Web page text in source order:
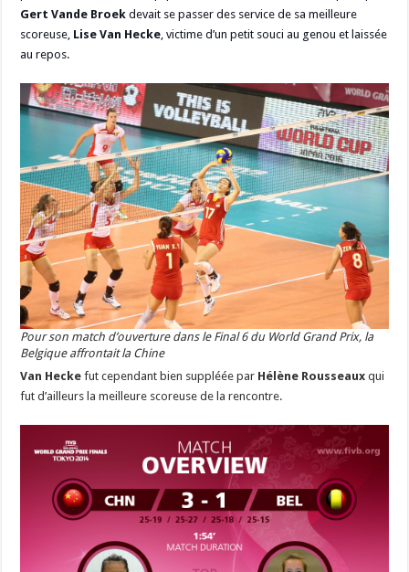
Gert Vande Broek devait se passer des service de sa meilleure
scoreuse, Lise Van Hecke, victime d’un petit souci au genou et laissée
au repos.
Pour son match d’ouverture dans le Final 6 du World Grand Prix, la
Belgique affrontait la Chine
Van Hecke fut cependant bien suppléée par Hélène Rousseaux qui
fut d’ailleurs la meilleure scoreuse de la rencontre.